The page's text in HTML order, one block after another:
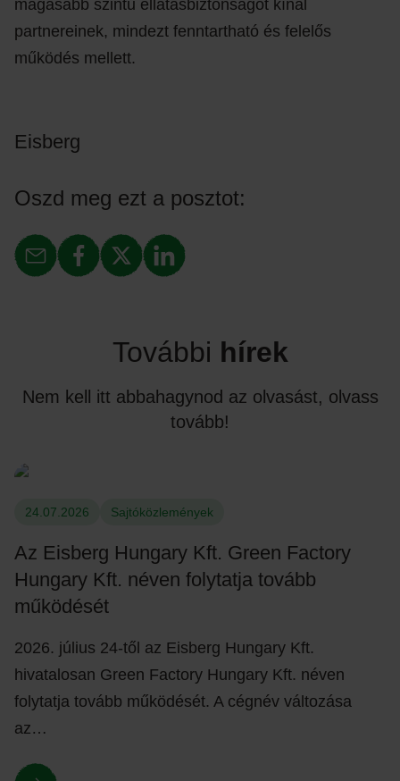
magasabb szintű ellátásbiztonságot kínál
partnereinek, mindezt fenntartható és felelős
működés mellett.
Eisberg
Oszd meg ezt a posztot:
További hírek
Nem kell itt abbahagynod az olvasást, olvass
tovább!
24.07.2026 Sajtóközlemények
Az Eisberg Hungary Kft. Green Factory
Hungary Kft. néven folytatja tovább
működését
2026. július 24-től az Eisberg Hungary Kft.
hivatalosan Green Factory Hungary Kft. néven
folytatja tovább működését. A cégnév változása
az…